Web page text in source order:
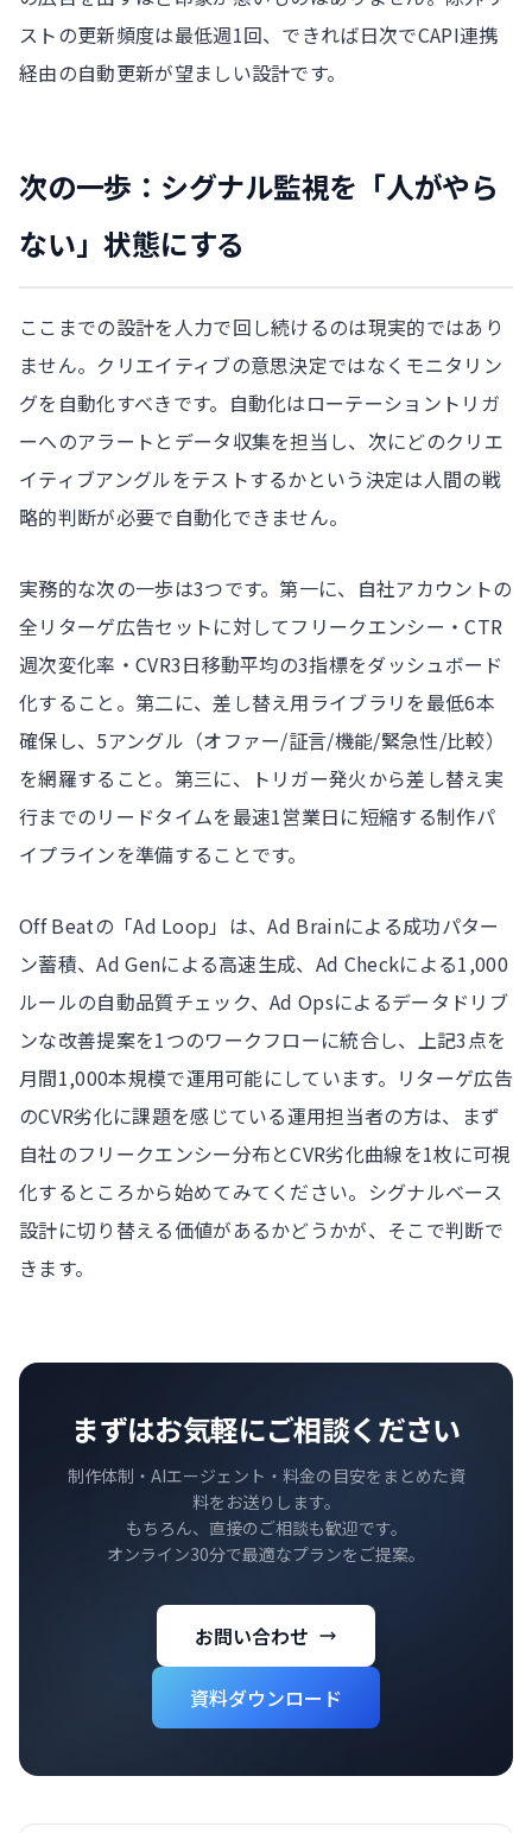
ストの更新頻度は最低週1回、できれば日次でCAPI連携
経由の自動更新が望ましい設計です。
次の一歩：シグナル監視を「人がやら
ない」状態にする
ここまでの設計を人力で回し続けるのは現実的ではあり
ません。クリエイティブの意思決定ではなくモニタリン
グを自動化すべきです。自動化はローテーショントリガ
ーへのアラートとデータ収集を担当し、次にどのクリエ
イティブアングルをテストするかという決定は人間の戦
略的判断が必要で自動化できません。
実務的な次の一歩は3つです。第一に、自社アカウントの
全リターゲ広告セットに対してフリークエンシー・CTR
週次変化率・CVR3日移動平均の3指標をダッシュボード
化すること。第二に、差し替え用ライブラリを最低6本
確保し、5アングル（オファー/証言/機能/緊急性/比較）
を網羅すること。第三に、トリガー発火から差し替え実
行までのリードタイムを最速1営業日に短縮する制作パ
イプラインを準備することです。
Off Beatの「Ad Loop」は、Ad Brainによる成功パター
ン蓄積、Ad Genによる高速生成、Ad Checkによる1,000
ルールの自動品質チェック、Ad Opsによるデータドリブ
ンな改善提案を1つのワークフローに統合し、上記3点を
月間1,000本規模で運用可能にしています。リターゲ広告
のCVR劣化に課題を感じている運用担当者の方は、まず
自社のフリークエンシー分布とCVR劣化曲線を1枚に可視
化するところから始めてみてください。シグナルベース
設計に切り替える価値があるかどうかが、そこで判断で
きます。
まずはお気軽にご相談ください
制作体制・AIエージェント・料金の目安をまとめた資
料をお送りします。
もちろん、直接のご相談も歓迎です。
オンライン30分で最適なプランをご提案。
お問い合わせ
資料ダウンロード